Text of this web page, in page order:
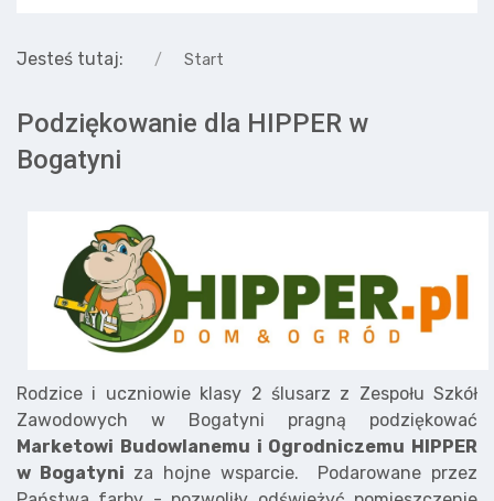
Jesteś tutaj: Start
Podziękowanie dla HIPPER w
Bogatyni
Rodzice i uczniowie klasy 2 ślusarz z Zespołu Szkół
Zawodowych w Bogatyni pragną podziękować
Marketowi Budowlanemu i Ogrodniczemu HIPPER
w Bogatyni za hojne wsparcie. Podarowane przez